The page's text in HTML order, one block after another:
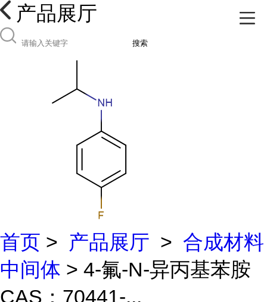
产品展厅
搜索
首页 > 产品展厅 > 合成材料
中间体 > 4-氟-N-异丙基苯胺
CAS：70441-...